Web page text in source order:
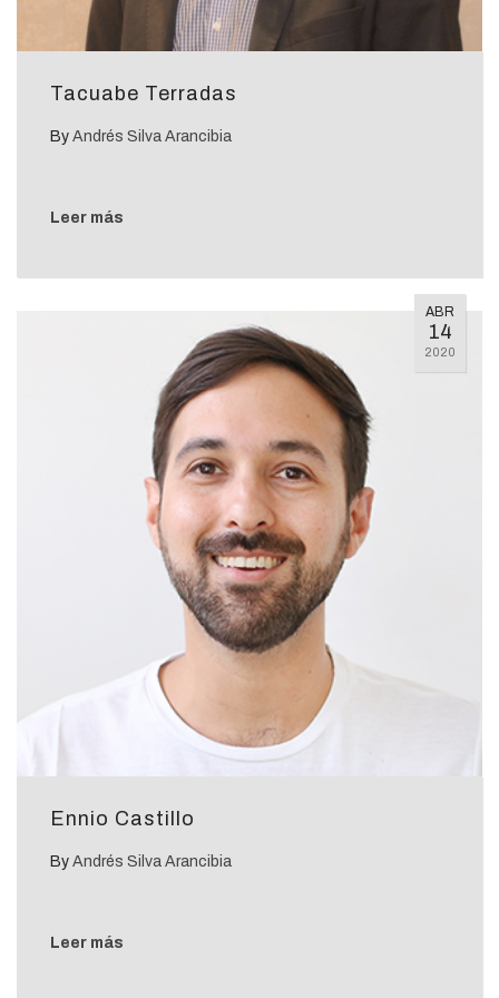
Tacuabe Terradas
By Andrés Silva Arancibia
Leer más
ABR
14
2020
Ennio Castillo
By Andrés Silva Arancibia
Leer más